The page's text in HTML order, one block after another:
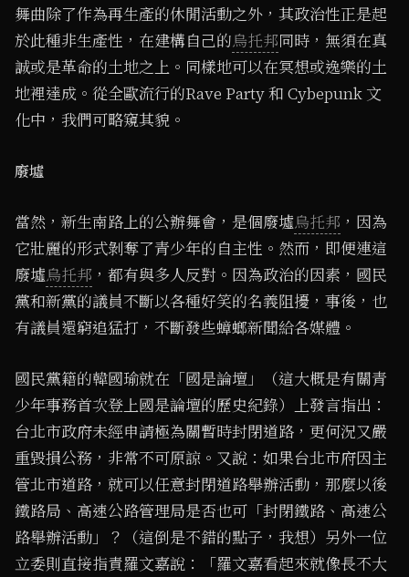
舞曲除了作為再生產的休閒活動之外，其政治性正是起
於此種非生產性，在建構自己的烏托邦同時，無須在真
誠或是革命的土地之上。同樣地可以在冥想或逸樂的土
地裡達成。從全歐流行的Rave Party 和 Cybepunk 文
化中，我們可略窺其貌。
廢墟
當然，新生南路上的公辦舞會，是個廢墟烏托邦 ，因為
它壯麗的形式剝奪了青少年的自主性。然而，即便連這
廢墟烏托邦 ，都有與多人反對。因為政治的因素，國民
黨和新黨的議員不斷以各種好笑的名義阻擾，事後，也
有議員還窮追猛打，不斷發些蟑螂新聞給各媒體。
國民黨籍的韓國瑜就在「國是論壇」（這大概是有關青
少年事務首次登上國是論壇的歷史紀錄）上發言指出：
台北市政府未經申請極為關暫時封閉道路，更何況又嚴
重毀損公務，非常不可原諒。又說：如果台北市府因主
管北市道路，就可以任意封閉道路舉辦活動，那麼以後
鐵路局、高速公路管理局是否也可「封閉鐵路、高速公
路舉辦活動」？（這倒是不錯的點子，我想）另外一位
立委則直接指責羅文嘉說：「羅文嘉看起來就像長不大